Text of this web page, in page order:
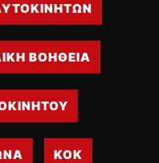
ΒΟΗΘΕΙΑ
ΚΟΚ